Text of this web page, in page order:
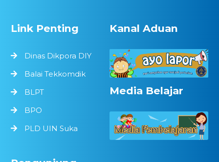
Link Penting
Dinas Dikpora DIY
Balai Tekkomdik
BLPT
BPO
PLD UIN Suka
Kanal Aduan
Media Belajar